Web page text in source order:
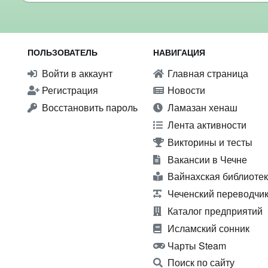
ПОЛЬЗОВАТЕЛЬ
Войти в аккаунт
Регистрация
Восстановить пароль
НАВИГАЦИЯ
Главная страница
Новости
Ламазан хенаш
Лента активности
Викторины и тесты
Вакансии в Чечне
Вайнахская
Чеченский
Каталог предприятий
Исламский сонник
Чарты Steam
Поиск по сайту